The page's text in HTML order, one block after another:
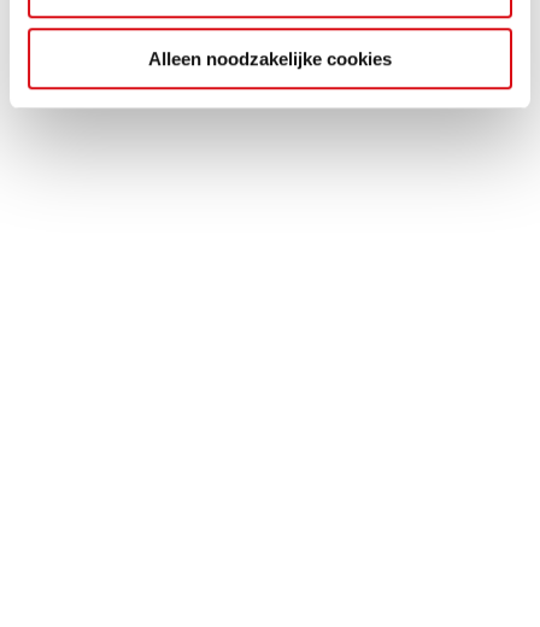
Alleen noodzakelijke cookies